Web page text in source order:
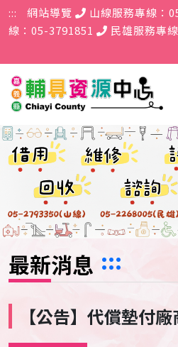
跳到主要內容區塊
::: 網站導覽 山線服務專線：
線：05-3791851
民雄服務專
:::
最新消息
【公告】代償墊付